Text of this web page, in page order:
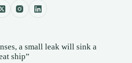
a small leak will sink a
ship”